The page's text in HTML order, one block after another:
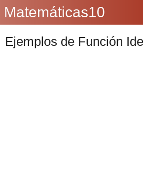
Matemáticas10
Ejemplos de Función